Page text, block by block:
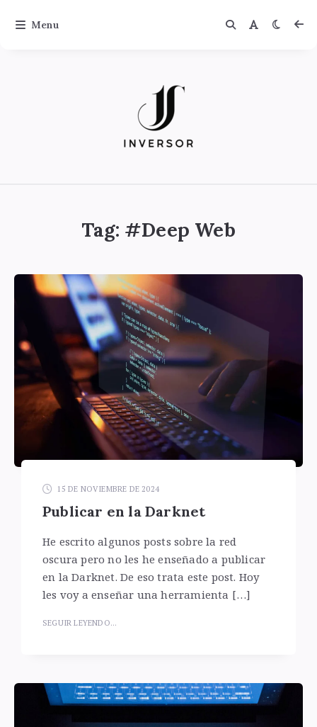
Tag: #Deep Web
15 DE NOVIEMBRE DE 2024
Publicar en la Darknet
He escrito algunos posts sobre la red
oscura pero no les he enseñado a publicar
en la Darknet. De eso trata este post. Hoy
les voy a enseñar una herramienta […]
SEGUIR LEYENDO...
Menu